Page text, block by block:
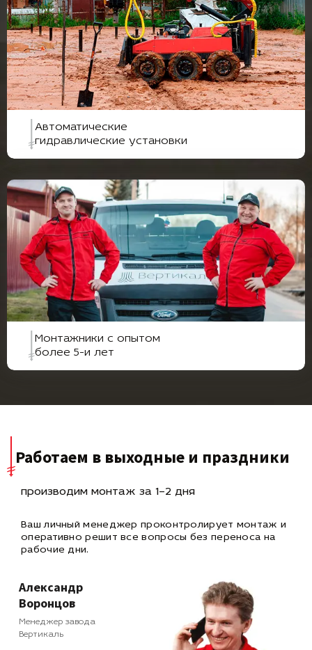
Автоматические
гидравлические установки
Монтажники с опытом
более 5-и лет
Работаем в выходные и праздники
производим монтаж за 1–2 дня
Ваш личный менеджер проконтролирует монтаж и
оперативнорешит все вопросы без переноса на
рабочие дни.
Александр
Воронцов
Менеджер завода
Вертикаль